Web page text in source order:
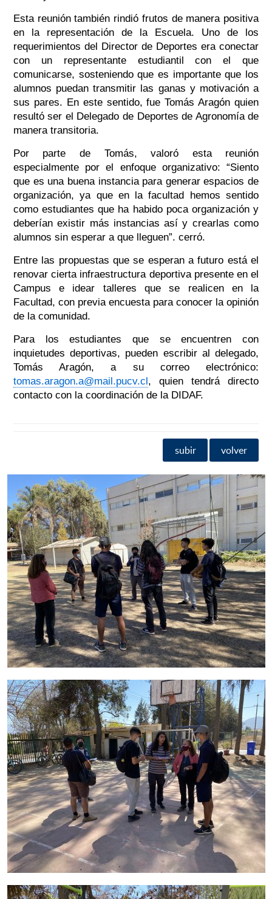
Esta reunión también rindió frutos de manera positiva
en la representación de la Escuela. Uno de los
requerimientos del Director de Deportes era conectar
con un representante estudiantil con el que
comunicarse, sosteniendo que es importante que los
alumnos puedan transmitir las ganas y motivación a
sus pares. En este sentido, fue Tomás Aragón quien
resultó ser el Delegado de Deportes de Agronomía de
manera transitoria.
Por parte de Tomás, valoró esta reunión
especialmente por el enfoque organizativo: “Siento
que es una buena instancia para generar espacios de
organización, ya que en la facultad hemos sentido
como estudiantes que ha habido poca organización y
deberían existir más instancias así y crearlas como
alumnos sin esperar a que lleguen”. cerró.
Entre las propuestas que se esperan a futuro está el
renovar cierta infraestructura deportiva presente en el
Campus e idear talleres que se realicen en la
Facultad, con previa encuesta para conocer la opinión
de la comunidad.
Para los estudiantes que se encuentren con
inquietudes deportivas, pueden escribir al delegado,
Tomás Aragón, a su correo electrónico:
tomas.aragon.a@mail.pucv.cl , quien tendrá directo
contacto con la coordinación de la DIDAF.
subir volver